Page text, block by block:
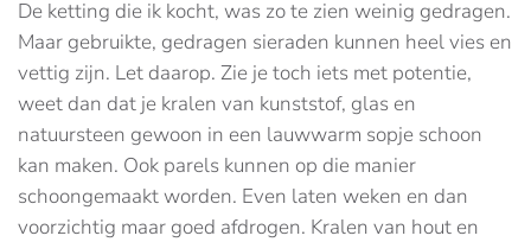
De ketting die ik kocht, was zo te zien weinig gedragen.
Maar gebruikte, gedragen sieraden kunnen heel vies en
vettig zijn. Let daarop. Zie je toch iets met potentie,
weet dan dat je kralen van kunststof, glas en
natuursteen gewoon in een lauwwarm sopje schoon
kan maken. Ook parels kunnen op die manier
schoongemaakt worden. Even laten weken en dan
voorzichtig maar goed afdrogen. Kralen van hout en